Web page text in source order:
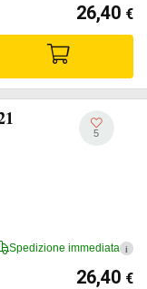
26,40 €
5
Spedizione immediata i
26,40 €